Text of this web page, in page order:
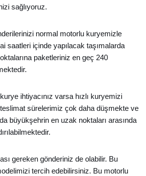
sağlıyoruz.
normal motorlu kuryemizle
saatleri içinde yapılacak taşımalarda
paketleriniz en geç 240
ihtiyacınız varsa hızlı kuryemizi
sürelerimiz çok daha düşmekte ve
büyükşehrin en uzak noktaları arasında
gereken gönderiniz de olabilir. Bu
tercih edebilirsiniz. Bu motorlu